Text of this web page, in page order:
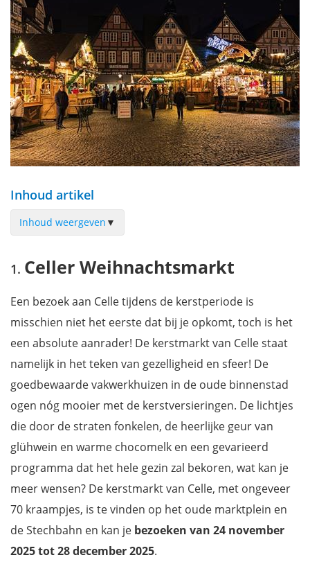
Inhoud artikel
Inhoud weergeven ▼
Wat kan je verwachten van de kerstmarkt van Celle?
Wat valt er nog meer te zien in Celle?
Kaartje Celle Kerstmarkt
Filmpje: Sfeerbeelden van de magische kerstsfeer in Celle
Mis niets tijdens je bezoek aan de Nedersaksen
Celler Weihnachtsmarkt
Een bezoek aan Celle tijdens de kerstperiode is
misschien niet het eerste dat bij je opkomt, toch is het
een absolute aanrader! De kerstmarkt van Celle staat
namelijk in het teken van gezelligheid en sfeer! De
goedbewaarde vakwerkhuizen in de oude binnenstad
ogen nóg mooier met de kerstversieringen. De lichtjes
die door de straten fonkelen, de heerlijke geur van
glühwein en warme chocomelk en een gevarieerd
programma dat het hele gezin zal bekoren, wat kan je
meer wensen? De kerstmarkt van Celle, met ongeveer
70 kraampjes, is te vinden op het oude marktplein en
de Stechbahn en kan je bezoeken van 24 november
2025 tot 28 december 2025.